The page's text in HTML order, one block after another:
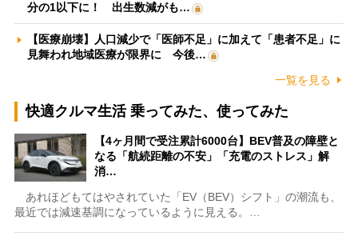
分の1以下に！ 出生数減がも…
【医療崩壊】人口減少で「医師不足」に加えて「患者不足」に
見舞われ地域医療が限界に 今後…
一覧を見る
快適クルマ生活 乗ってみた、使ってみた
【4ヶ月間で受注累計6000台】BEV普及の障壁と
なる「航続距離の不安」「充電のストレス」解
消…
あれほどもてはやされていた「EV（BEV）シフト」の潮流も、
最近では減速基調になっているように見える。…